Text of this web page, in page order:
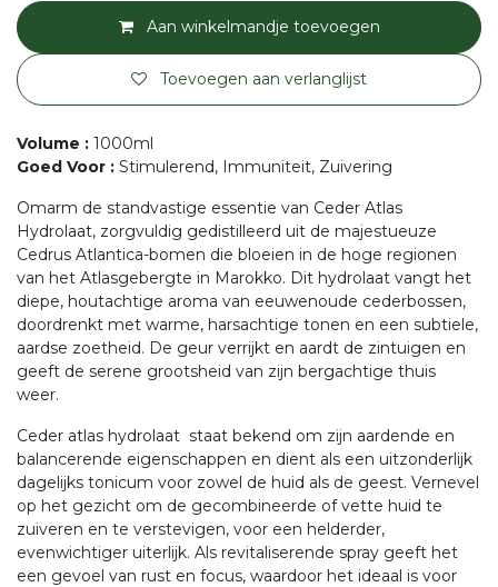
Aan winkelmandje toevoegen
Toevoegen aan verlanglijst
Volume : 1000ml
Goed Voor : Stimulerend, Immuniteit, Zuivering
Omarm de standvastige essentie van Ceder Atlas
Hydrolaat, zorgvuldig gedistilleerd uit de majestueuze
Cedrus Atlantica-bomen die bloeien in de hoge regionen
van het Atlasgebergte in Marokko. Dit hydrolaat vangt het
diepe, houtachtige aroma van eeuwenoude cederbossen,
doordrenkt met warme, harsachtige tonen en een subtiele,
aardse zoetheid. De geur verrijkt en aardt de zintuigen en
geeft de serene grootsheid van zijn bergachtige thuis
weer.
Ceder atlas hydrolaat staat bekend om zijn aardende en
balancerende eigenschappen en dient als een uitzonderlijk
dagelijks tonicum voor zowel de huid als de geest. Vernevel
op het gezicht om de gecombineerde of vette huid te
zuiveren en te verstevigen, voor een helderder,
evenwichtiger uiterlijk. Als revitaliserende spray geeft het
een gevoel van rust en focus, waardoor het ideaal is voor